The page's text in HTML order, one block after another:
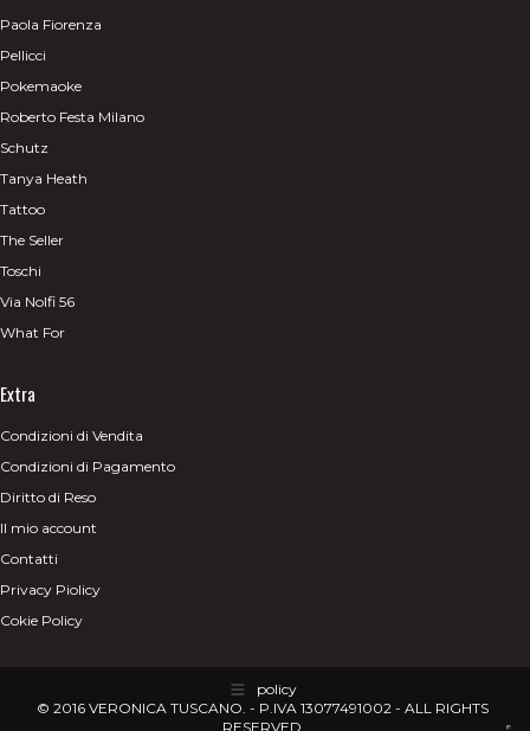
Paola Fiorenza
Pellicci
Pokemaoke
Roberto Festa Milano
Schutz
Tanya Heath
Tattoo
The Seller
Toschi
Via Nolfi 56
What For
Extra
Condizioni di Vendita
Condizioni di Pagamento
Diritto di Reso
Il mio account
Contatti
Privacy Piolicy
Cokie Policy
policy
© 2016 VERONICA TUSCANO. - P.IVA 13077491002 - ALL RIGHTS
RESERVED